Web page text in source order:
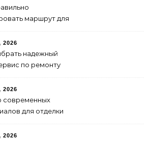
маршрут для
2026
надежный
по ремонту
2026
современных
для отделки
2026